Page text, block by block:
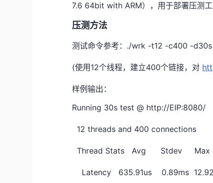
7.6 64bit with ARM），用于部署压测
压测方法
测试命令参考：./wrk -t12 -c400 -d30s
(使用12个线程，建立400个链接，对
样例输出：
Running 30s test @ http://EIP:8080/
12 threads and 400 connections
Thread Stats Avg Stdev Max
Latency 635.91us 0.89ms